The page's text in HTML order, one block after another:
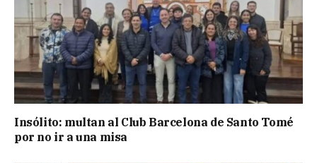
Insólito: multan al Club Barcelona de Santo Tomé
por no ir a una misa